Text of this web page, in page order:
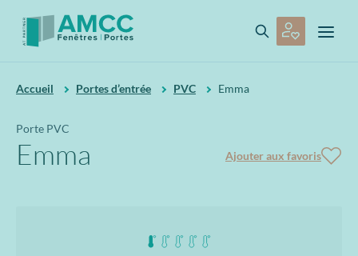
Accueil Portes d’entrée PVC Emma
Porte PVC
Emma Ajouter aux favoris